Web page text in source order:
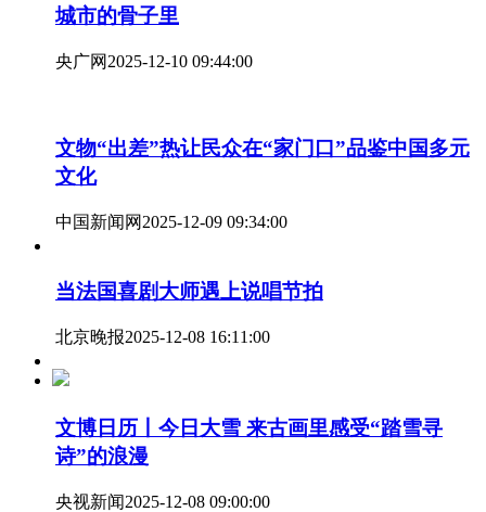
城市的骨子里
央广网 2025-12-10 09:44:00
文物“出差”热让民众在“家门口”品鉴中国多元
文化
中国新闻网 2025-12-09 09:34:00
当法国喜剧大师遇上说唱节拍
北京晚报2025-12-08 16:11:00
文博日历丨今日大雪 来古画里感受“踏雪寻
诗”的浪漫
央视新闻2025-12-08 09:00:00